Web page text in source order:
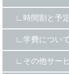
時間割と予
学費について
その他サー